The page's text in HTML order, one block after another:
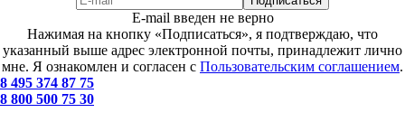
E-mail введен не верно
Нажимая на кнопку «Подписаться», я подтверждаю, что
указанный выше адрес электронной почты, принадлежит лично
мне. Я ознакомлен и согласен с Пользовательским соглашением.
8 495 374 87 75
8 800 500 75 30